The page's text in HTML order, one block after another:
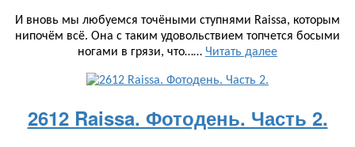
И вновь мы любуемся точёными ступнями Raissa, которым
нипочём всё. Она с таким удовольствием топчется босыми
ногами в грязи, что…… Читать далее
2612 Raissa. Фотодень. Часть 2.